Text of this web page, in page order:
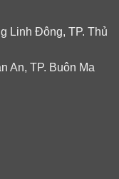
Linh Đông, TP. Thủ
An, TP. Buôn Ma